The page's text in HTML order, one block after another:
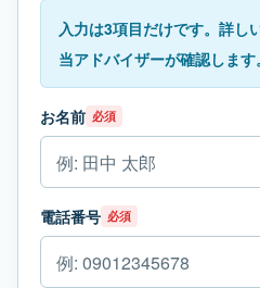
入力は3項目だけです。詳し
当アドバイザーが確認します。
お名前 必須
電話番号 必須